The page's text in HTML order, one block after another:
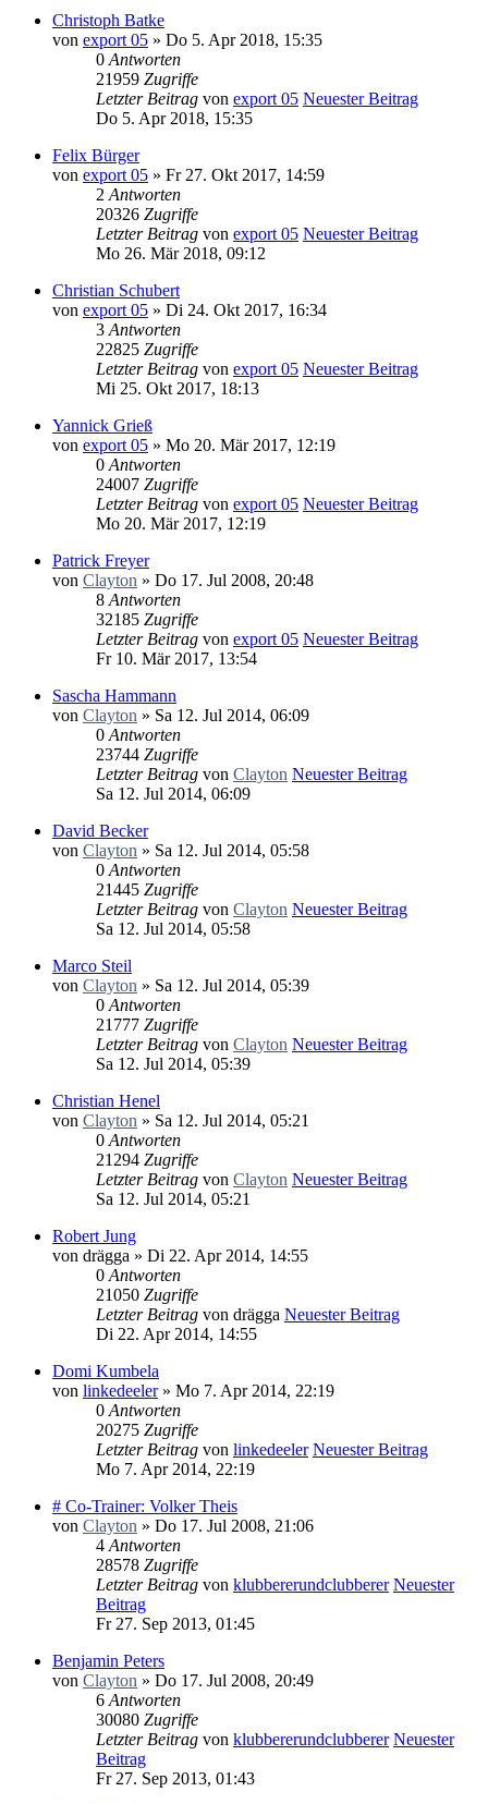
Christoph Batke
von export 05 » Do 5. Apr 2018, 15:35
0 Antworten
21959 Zugriffe
Letzter Beitrag von export 05 Neuester Beitrag
Do 5. Apr 2018, 15:35
Felix Bürger
von export 05 » Fr 27. Okt 2017, 14:59
2 Antworten
20326 Zugriffe
Letzter Beitrag von export 05 Neuester Beitrag
Mo 26. Mär 2018, 09:12
Christian Schubert
von export 05 » Di 24. Okt 2017, 16:34
3 Antworten
22825 Zugriffe
Letzter Beitrag von export 05 Neuester Beitrag
Mi 25. Okt 2017, 18:13
Yannick Grieß
von export 05 » Mo 20. Mär 2017, 12:19
0 Antworten
24007 Zugriffe
Letzter Beitrag von export 05 Neuester Beitrag
Mo 20. Mär 2017, 12:19
Patrick Freyer
von Clayton » Do 17. Jul 2008, 20:48
8 Antworten
32185 Zugriffe
Letzter Beitrag von export 05 Neuester Beitrag
Fr 10. Mär 2017, 13:54
Sascha Hammann
von Clayton » Sa 12. Jul 2014, 06:09
0 Antworten
23744 Zugriffe
Letzter Beitrag von Clayton Neuester Beitrag
Sa 12. Jul 2014, 06:09
David Becker
von Clayton » Sa 12. Jul 2014, 05:58
0 Antworten
21445 Zugriffe
Letzter Beitrag von Clayton Neuester Beitrag
Sa 12. Jul 2014, 05:58
Marco Steil
von Clayton » Sa 12. Jul 2014, 05:39
0 Antworten
21777 Zugriffe
Letzter Beitrag von Clayton Neuester Beitrag
Sa 12. Jul 2014, 05:39
Christian Henel
von Clayton » Sa 12. Jul 2014, 05:21
0 Antworten
21294 Zugriffe
Letzter Beitrag von Clayton Neuester Beitrag
Sa 12. Jul 2014, 05:21
Robert Jung
von drägga » Di 22. Apr 2014, 14:55
0 Antworten
21050 Zugriffe
Letzter Beitrag von drägga Neuester Beitrag
Di 22. Apr 2014, 14:55
Domi Kumbela
von linkedeeler» Mo 7. Apr 2014, 22:19
0 Antworten
20275 Zugriffe
Letzter Beitrag von linkedeeler Neuester Beitrag
Mo 7. Apr 2014, 22:19
# Co-Trainer: Volker Theis
von Clayton » Do 17. Jul 2008, 21:06
4 Antworten
28578 Zugriffe
Letzter Beitrag von klubbererundclubberer Neuester
Beitrag
Fr 27. Sep 2013, 01:45
Benjamin Peters
von Clayton » Do 17. Jul 2008, 20:49
6 Antworten
30080 Zugriffe
Letzter Beitrag von klubbererundclubberer Neuester
Beitrag
Fr 27. Sep 2013, 01:43